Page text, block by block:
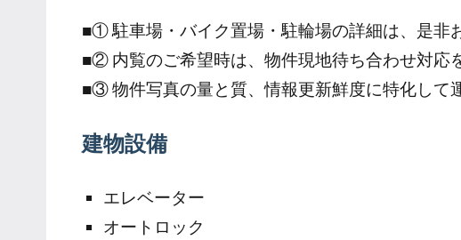
■① 駐車場・バイク置場・駐輪場の詳細は、是非
■② 内覧のご希望時は、物件現地待ち合わせ対応
■③ 物件写真の量と質、情報更新鮮度に特化して
建物設備
エレベーター
オートロック